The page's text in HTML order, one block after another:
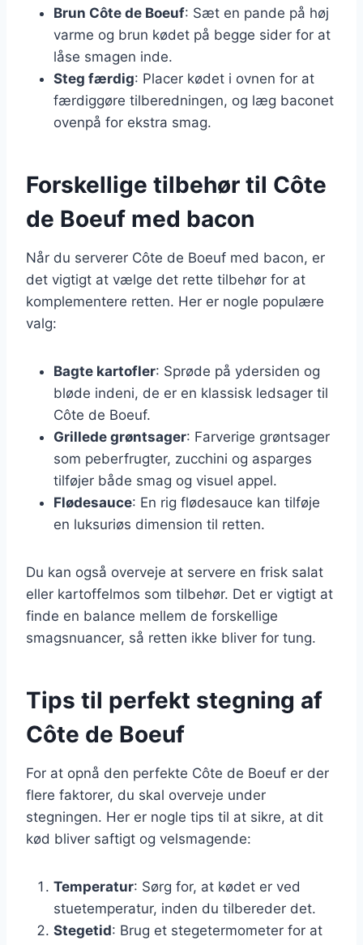
Brun Côte de Boeuf: Sæt en pande på høj
varme og brun kødet på begge sider for at
låse smagen inde.
Steg færdig: Placer kødet i ovnen for at
færdiggøre tilberedningen, og læg baconet
ovenpå for ekstra smag.
Forskellige tilbehør til Côte
de Boeuf med bacon
Når du serverer Côte de Boeuf med bacon, er
det vigtigt at vælge det rette tilbehør for at
komplementere retten. Her er nogle populære
valg:
Bagte kartofler: Sprøde på ydersiden og
bløde indeni, de er en klassisk ledsager til
Côte de Boeuf.
Grillede grøntsager: Farverige grøntsager
som peberfrugter, zucchini og asparges
tilføjer både smag og visuel appel.
Flødesauce: En rig flødesauce kan tilføje
en luksuriøs dimension til retten.
Du kan også overveje at servere en frisk salat
eller kartoffelmos som tilbehør. Det er vigtigt at
finde en balance mellem de forskellige
smagsnuancer, så retten ikke bliver for tung.
Tips til perfekt stegning af
Côte de Boeuf
For at opnå den perfekte Côte de Boeuf er der
flere faktorer, du skal overveje under
stegningen. Her er nogle tips til at sikre, at dit
kød bliver saftigt og velsmagende:
Temperatur: Sørg for, at kødet er ved
stuetemperatur, inden du tilbereder det.
Stegetid: Brug et stegetermometer for at